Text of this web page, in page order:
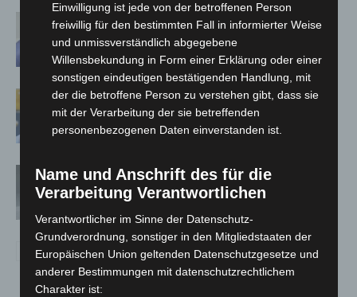
Corona-Schutzmaßnahmen laufen aus
Maskenpflicht im GVH entfällt ab 02.
Februar
Absonderungsverordnung in
Niedersachsen läuft zum Monatsende
Einwilligung ist jede von der betroffenen Person
freiwillig für den bestimmten Fall in informierter Weise
und unmissverständlich abgegebene
Willensbekundung in Form einer Erklärung oder einer
sonstigen eindeutigen bestätigenden Handlung, mit
der die betroffene Person zu verstehen gibt, dass sie
mit der Verarbeitung der sie betreffenden
personenbezogenen Daten einverstanden ist.
Name und Anschrift des für die
Verarbeitung Verantwortlichen
Verantwortlicher im Sinne der Datenschutz-
Grundverordnung, sonstiger in den Mitgliedstaaten der
Europäischen Union geltenden Datenschutzgesetze und
anderer Bestimmungen mit datenschutzrechtlichem
Charakter ist: